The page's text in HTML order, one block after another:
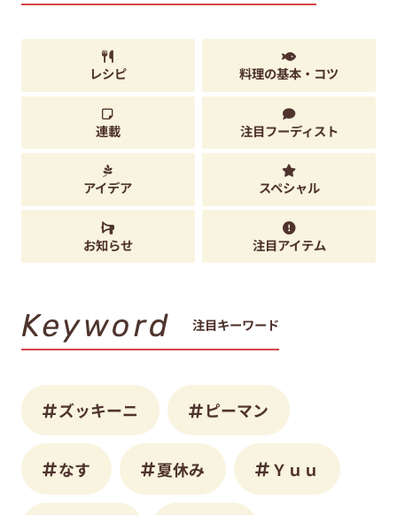
レシピ 料理の基本・コツ
連載 注目フーディスト
アイデア スペシャル
お知らせ 注目アイテム
Keyword 注目キーワード
ズッキーニ ピーマン
なす 夏休み Ｙｕｕ